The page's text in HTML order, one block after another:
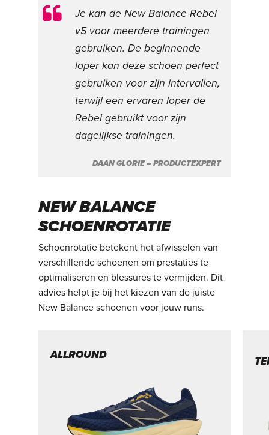
Je kan de New Balance Rebel
v5 voor meerdere trainingen
gebruiken. De beginnende
loper kan deze schoen perfect
gebruiken voor zijn intervallen,
terwijl een ervaren loper de
Rebel gebruikt voor zijn
dagelijkse trainingen.
DAAN GLORIE – PRODUCTEXPERT
NEW BALANCE
SCHOENROTATIE
Schoenrotatie betekent het afwisselen van
verschillende schoenen om prestaties te
optimaliseren en blessures te vermijden. Dit
advies helpt je bij het kiezen van de juiste
New Balance schoenen voor jouw runs.
ALLROUND